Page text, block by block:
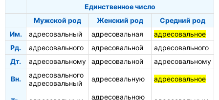
Единственное число
Мужской род
Женский род
Средний род
Им.
адресовальный адресовальная
адресовальное
Рд.
адресовального адресовальной
адресовального
Дт.
адресовальному адресовальной адресовальному
Вн.
адресовального
адресовальный
адресовальную адресовальное
адресовальною